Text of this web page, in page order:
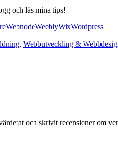
och läs mina tips!
WebnodeWeeblyWixWordpress
, Webbutveckling &
och skrivit recensioner om